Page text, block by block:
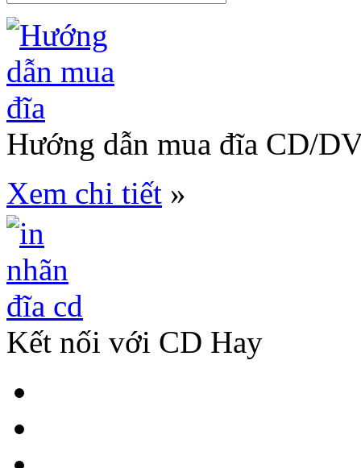
Hướng dẫn mua đĩa CD/
Xem chi tiết »
Kết nối với CD Hay